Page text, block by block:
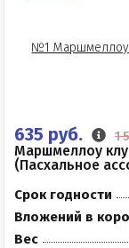
635 руб. 1
Маршмеллоу
(Пасхальное
Срок годности
Вложений в
Вес